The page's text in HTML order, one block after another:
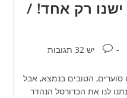
ישנו רק אחד! /
תגובות:
יש 32 תגובות
סוערים, הטובים בנמצא, אבל
לנו את הכדורסל הנהדר